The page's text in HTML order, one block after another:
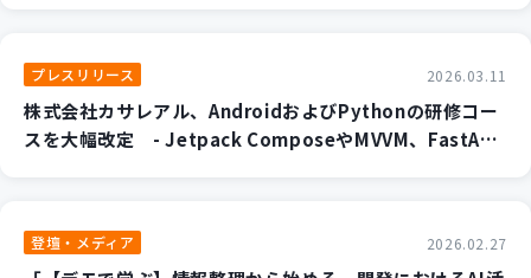
プレスリリース 2026.03.11
株式会社カサレアル、AndroidおよびPythonの研修コー
スを大幅改定 - Jetpack ComposeやMVVM、FastAPI/
登壇・メディア 2026.02.27